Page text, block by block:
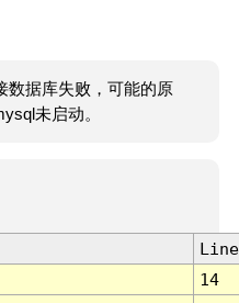
数据库失败，可能的原
未启动。
Line
14